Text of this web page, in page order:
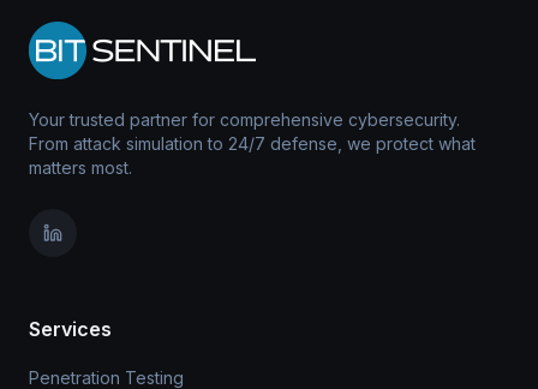
Your trusted partner for comprehensive cybersecurity.
From attack simulation to 24/7 defense, we protect what
matters most.
Services
Penetration Testing